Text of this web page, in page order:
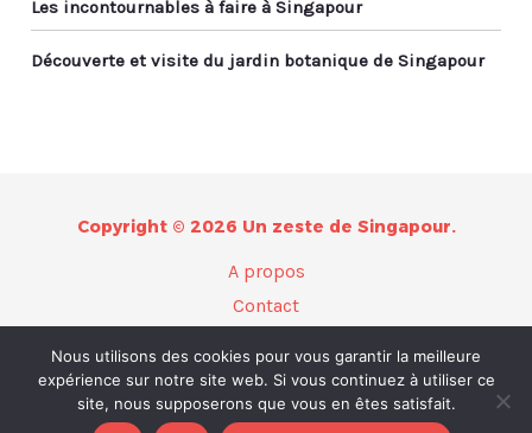
Les incontournables à faire à Singapour
Découverte et visite du jardin botanique de Singapour
Copyright © 2026 Un zeste de Singapour.
A propos
Contact
Mentions légales
Politique de confidentialité
Nous utilisons des cookies pour vous garantir la meilleure
expérience sur notre site web. Si vous continuez à utiliser ce
site, nous supposerons que vous en êtes satisfait.